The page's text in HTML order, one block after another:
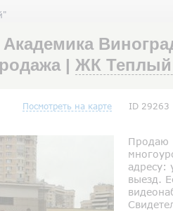
| ЖК Теплый
Посмотреть на карте ID 29263
Продаю
адресу:
выезд.